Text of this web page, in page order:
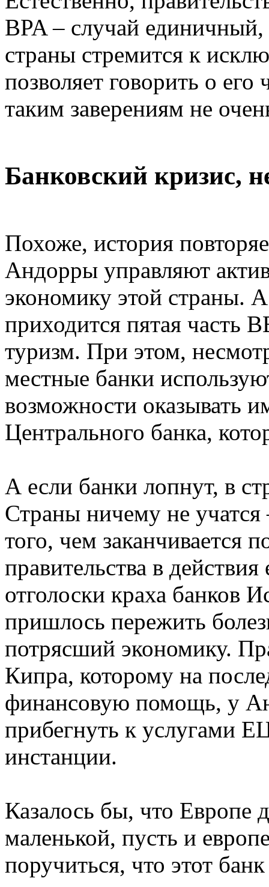
BPA – случай единичный,
страны стремится к
позволяет говорить о его
таким заверениям не
Банковский кризис,
Похоже, история
Андорры управляют
экономику этой страны.
приходится пятая часть
туризм. При этом,
местные банки
возможности оказывать
Центрального банка,
А если банки лопнут, в
Страны ничему не
того, чем заканчивается
правительства в
отголоски краха банков
пришлось пережить
потрясший экономику.
Кипра, которому на
финансовую помощь, у
прибегнуть к услугами
инстанции.
Казалось бы, что Европе
маленькой, пусть и
поручиться, что этот